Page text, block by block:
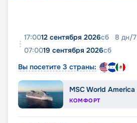
17:0012 сентября 2026сб 8 дн/7
07:0019 сентября 2026сб
Вы посетите 3 страны:
MSC World America
КОМФОРТ